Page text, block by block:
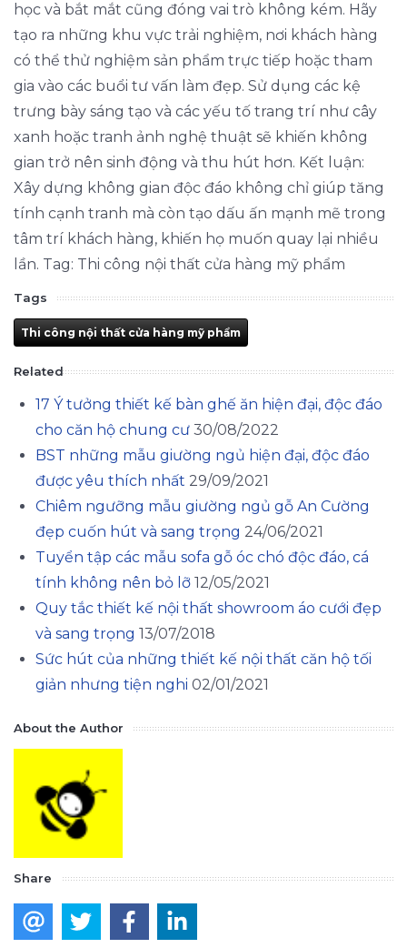
học và bắt mắt cũng đóng vai trò không kém. Hãy
tạo ra những khu vực trải nghiệm, nơi khách hàng
có thể thử nghiệm sản phẩm trực tiếp hoặc tham
gia vào các buổi tư vấn làm đẹp. Sử dụng các kệ
trưng bày sáng tạo và các yếu tố trang trí như cây
xanh hoặc tranh ảnh nghệ thuật sẽ khiến không
gian trở nên sinh động và thu hút hơn. Kết luận:
Xây dựng không gian độc đáo không chỉ giúp tăng
tính cạnh tranh mà còn tạo dấu ấn mạnh mẽ trong
tâm trí khách hàng, khiến họ muốn quay lại nhiều
lần. Tag: Thi công nội thất cửa hàng mỹ phẩm
Tags
Thi công nội thất cửa hàng mỹ phẩm
Related
17 Ý tưởng thiết kế bàn ghế ăn hiện đại, độc đáo
cho căn hộ chung cư 30/08/2022
BST những mẫu giường ngủ hiện đại, độc đáo
được yêu thích nhất 29/09/2021
Chiêm ngưỡng mẫu giường ngủ gỗ An Cường
đẹp cuốn hút và sang trọng 24/06/2021
Tuyển tập các mẫu sofa gỗ óc chó độc đáo, cá
tính không nên bỏ lỡ 12/05/2021
Quy tắc thiết kế nội thất showroom áo cưới đẹp
và sang trọng 13/07/2018
Sức hút của những thiết kế nội thất căn hộ tối
giản nhưng tiện nghi 02/01/2021
About the Author
Share